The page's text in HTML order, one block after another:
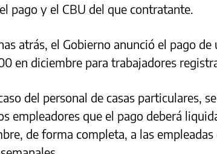
pago y el CBU del que contratante.
atrás, el Gobierno anunció el pago
en diciembre para trabajadores
del personal de casas particulares,
empleadores que el pago deberá
de forma completa, a las